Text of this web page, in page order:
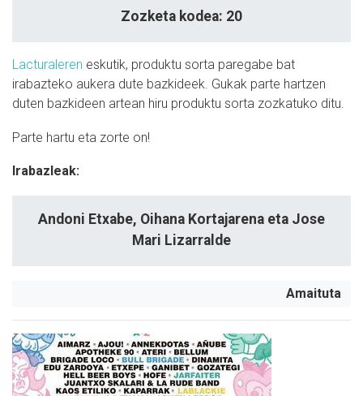
Zozketa kodea: 20
Lacturaleren eskutik, produktu sorta paregabe bat
irabazteko aukera dute bazkideek. Gukak parte hartzen
duten bazkideen artean hiru produktu sorta zozkatuko ditu.
Parte hartu eta zorte on!
Irabazleak:
Andoni Etxabe, Oihana Kortajarena eta Jose
Mari Lizarralde
Amaituta